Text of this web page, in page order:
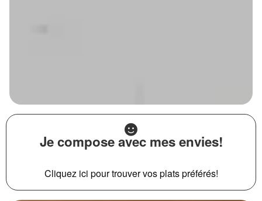
Je compose avec mes envies!
Cliquez ici pour trouver vos plats préférés!